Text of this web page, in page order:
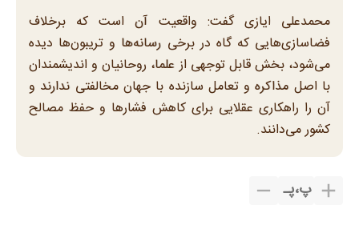
محمدعلی ایازی گفت: واقعیت آن است که برخلاف
فضاسازی‌هایی که گاه در برخی رسانه‌ها و تریبون‌ها دیده
می‌شود، بخش قابل توجهی از علما، روحانیان و اندیشمندان
با اصل مذاکره و تعامل سازنده با جهان مخالفتی ندارند و
آن را راهکاری عقلایی برای کاهش فشارها و حفظ مصالح
کشور می‌دانند.
پ،پـ